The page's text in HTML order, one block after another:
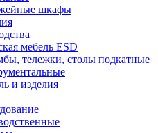
шкафы
мебель ESD
тележки, столы подкатные
и изделия